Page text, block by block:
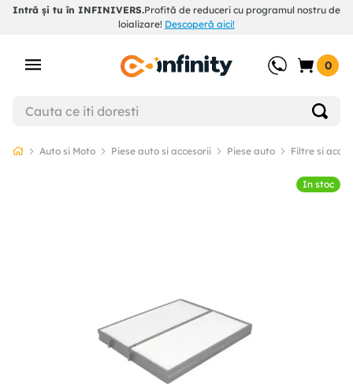
Intră și tu în INFINIVERS.Profită de reduceri cu programul nostru de
loializare! Descoperă aici!
0
Auto si Moto Piese auto si accesorii Piese auto Filtre si
In stoc